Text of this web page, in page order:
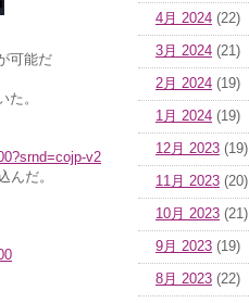
可能だ
た。
v2
んだ。
4月 2024 (22)
3月 2024 (21)
2月 2024 (19)
1月 2024 (19)
12月 2023 (19)
11月 2023 (20)
10月 2023 (21)
9月 2023 (19)
8月 2023 (22)